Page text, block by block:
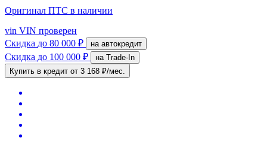
Оригинал ПТС в наличии
vin VIN проверен
Скидка до 80 000 ₽ на автокредит
Скидка до 100 000 ₽
на Trade-In
Купить в кредит от 3 168 ₽/мес.